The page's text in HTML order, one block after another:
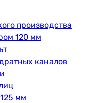
производства
120 мм
каналов
мм